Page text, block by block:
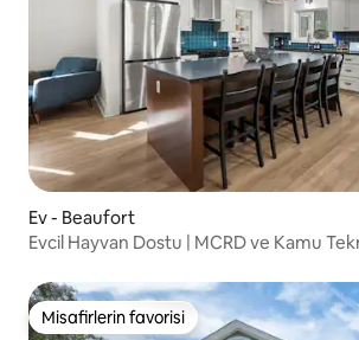
Ev - Beaufort
Evcil Hayvan Dostu | MCRD ve Kamu
Misafirlerin favorisi
Misafirlerin favorisi